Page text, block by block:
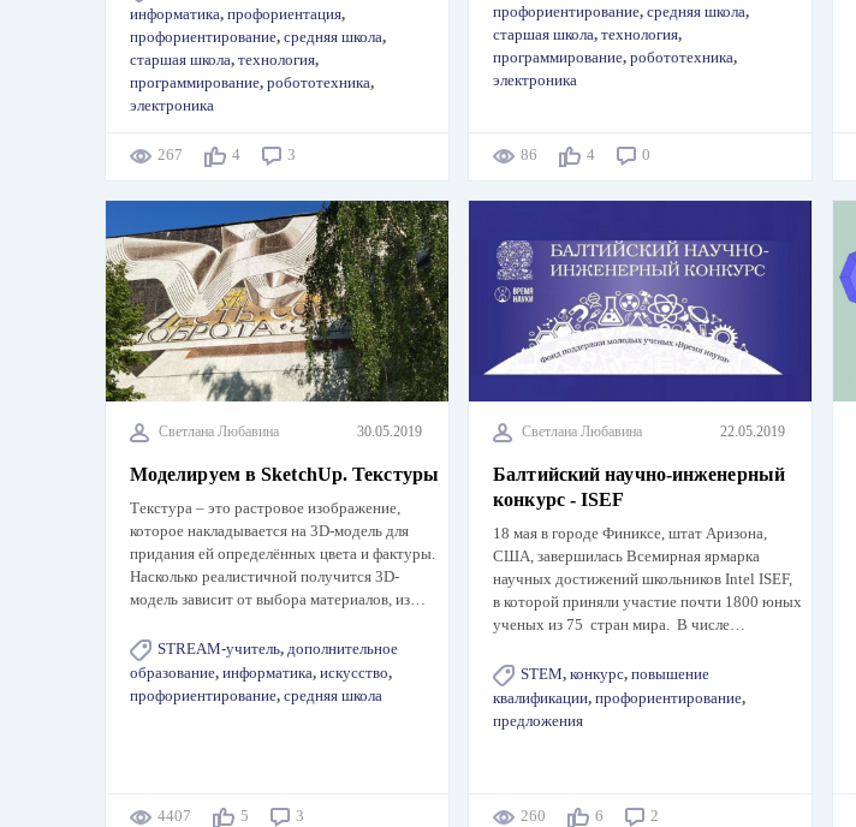
информатика, профориентация,
профориентирование, средняя школа,
старшая школа, технология,
программирование, робототехника,
электроника
267 4 3
профориентирование,средняя школа,
старшая школа,технология,
программирование,робототехника,
электроника
86 4 0
Светлана Любавина 30.05.2019
Моделируем в SketchUp. Текстуры
Текстура – это растровое изображение,
которое накладывается на 3D-модель для
придания ей определённых цвета и фактуры.
Насколько реалистичной получится 3D-
модель зависит от выбора материалов, из…
STREAM-учитель, дополнительное
образование, информатика, искусство,
профориентирование, средняя школа
4407 5 3
Светлана Любавина 22.05.2019
Балтийский научно-инженерный
конкурс - ISEF
18 мая в городе Финиксе, штат Аризона,
США, завершилась Всемирная ярмарка
научных достижений школьников Intel ISEF,
в которой приняли участие почти 1800 юных
ученых из 75 стран мира. В числе…
STEM,конкурс,повышение
квалификации,профориентирование,
предложения
260 6 2